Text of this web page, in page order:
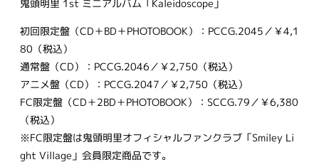
鬼頭明里 1st ミニアルバム「Kaleidoscope」
初回限定盤（CD＋BD＋PHOTOBOOK）：PCCG.2045／￥4,1
80（税込）
通常盤（CD）：PCCG.2046／￥2,750（税込）
アニメ盤（CD）：PCCG.2047／￥2,750（税込）
FC限定盤（CD＋2BD＋PHOTOBOOK）：SCCG.79／￥6,380
（税込）
※FC限定盤は鬼頭明里オフィシャルファンクラブ「Smiley Li
ght Village」会員限定商品です。